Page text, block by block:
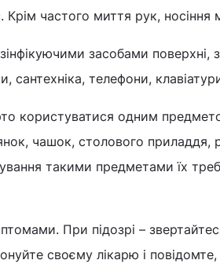
Крім частого миття рук,
засобами поверхні,
сантехніка, телефони,
користуватися одним
чашок, столового приладдя,
такими предметами їх
При підозрі –
своєму лікарю і